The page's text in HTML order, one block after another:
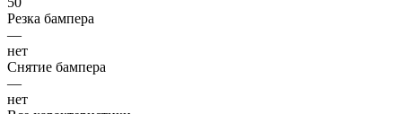
Резка бампера
—
нет
Снятие бампера
—
нет